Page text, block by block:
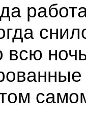
всю